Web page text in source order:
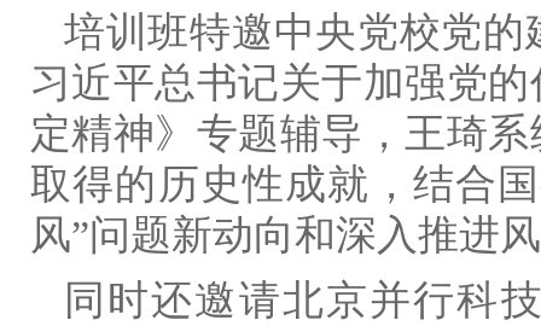
培训班特邀中央党校党
习近平总书记关于加强党
定精神》专题辅导，王琦
取得的历史性成就，结合
风”问题新动向和深入推进
同时还邀请北京并行科